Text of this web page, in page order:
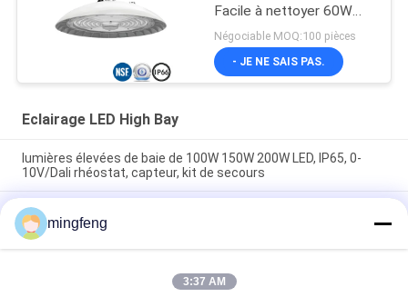
Facile à nettoyer 60W
100W 150W 200W
Négociable MOQ:100 pièces
- JE NE SAIS PAS.
Eclairage LED High Bay
lumières élevées de baie de 100W 150W 200W LED, IP65, 0-
10V/Dali rhéostat, capteur, kit de secours
Plafond haut 60W 100W 150W 200W de lumière de baie d'UFO
LED de NSF IP66 pour l'industrie de transformation alimentaire
mingfeng
3:37 AM